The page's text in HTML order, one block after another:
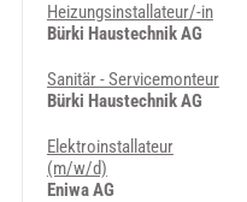
Heizungsinstallateur/-in
Bürki Haustechnik AG
Sanitär - Servicemonteur
Bürki Haustechnik AG
Elektroinstallateur
(m/w/d)
Eniwa AG